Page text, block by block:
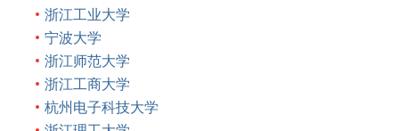
浙江工业大学
宁波大学
浙江师范大学
浙江工商大学
杭州电子科技大学